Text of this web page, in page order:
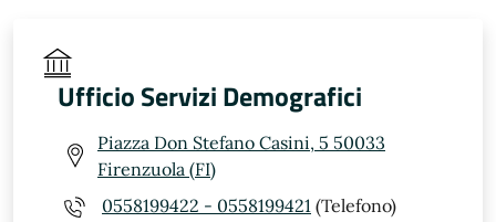
Ufficio Servizi Demografici
Piazza Don Stefano Casini, 5 50033
Firenzuola (FI)
0558199422 - 0558199421 (Telefono)